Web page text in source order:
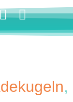
,